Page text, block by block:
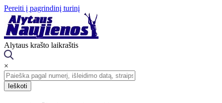
Pereiti į pagrindinį turinį
Alytaus krašto laikraštis
×